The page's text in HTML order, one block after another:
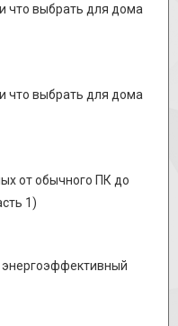
что выбрать для дома
что выбрать для дома
от обычного ПК до
1)